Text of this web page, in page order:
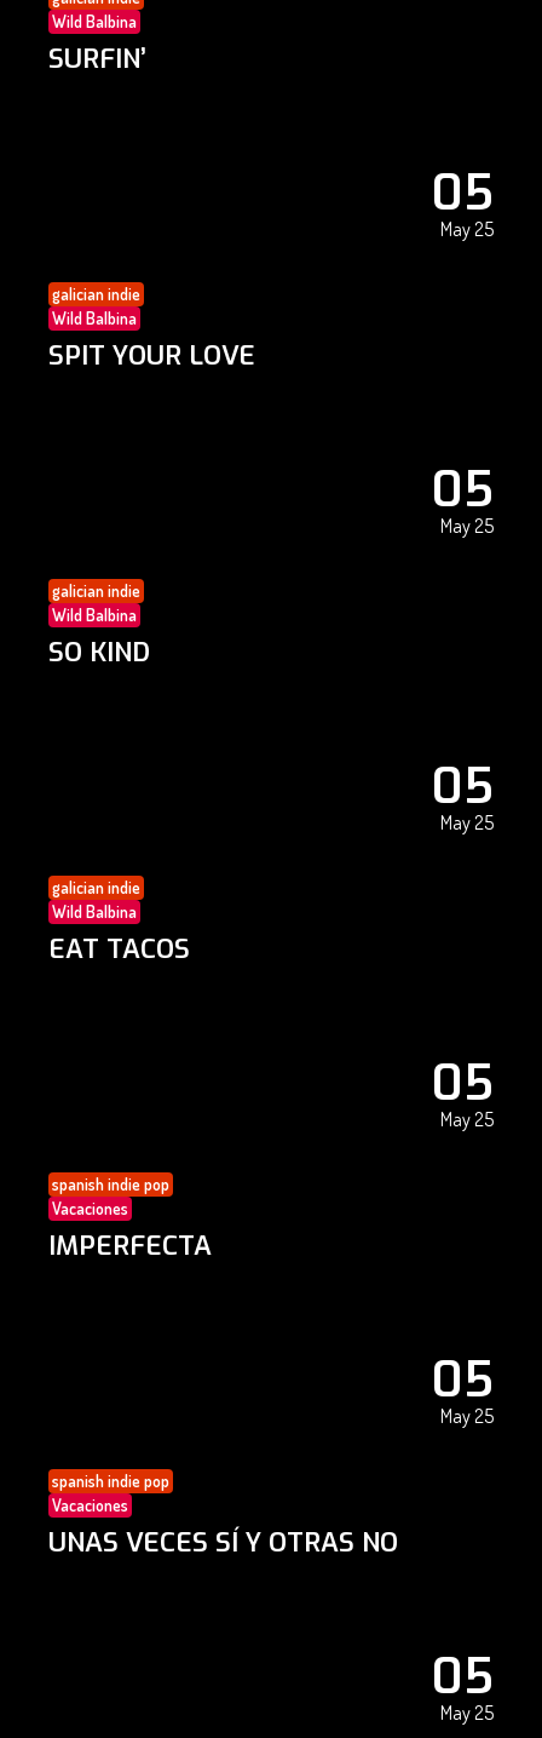
Wild Balbina
SURFIN’
05
May 25
galician indie
Wild Balbina
SPIT YOUR LOVE
05
May 25
galician indie
Wild Balbina
SO KIND
05
May 25
galician indie
Wild Balbina
EAT TACOS
05
May 25
spanish indie pop
Vacaciones
IMPERFECTA
05
May 25
spanish indie pop
Vacaciones
UNAS VECES SÍ Y OTRAS NO
05
May 25